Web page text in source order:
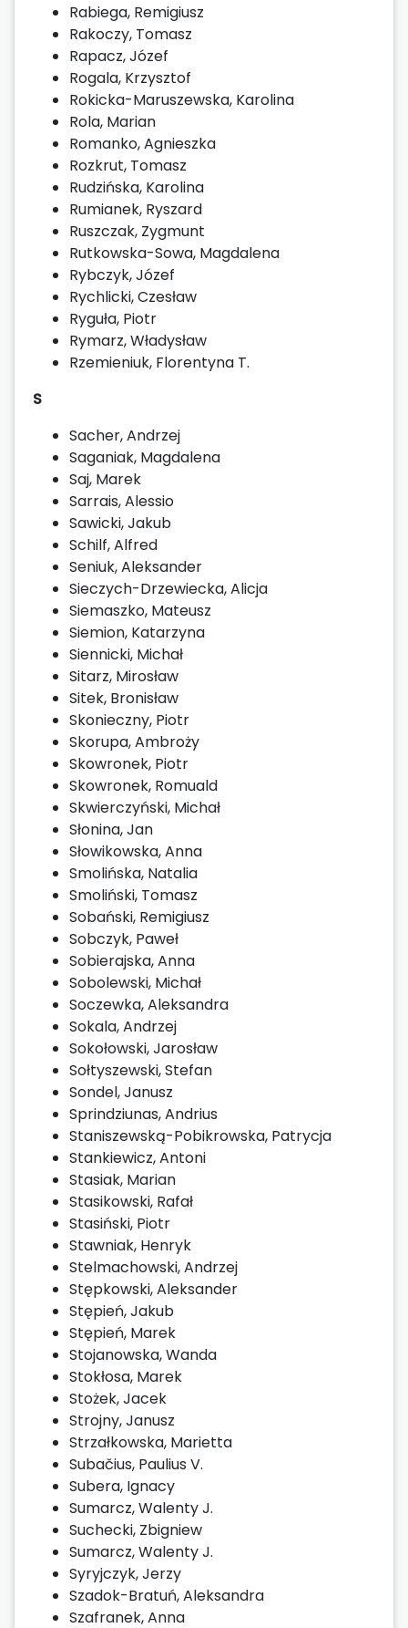
Rabiega, Remigiusz
Rakoczy, Tomasz
Rapacz, Józef
Rogala, Krzysztof
Rokicka-Maruszewska, Karolina
Rola, Marian
Romanko, Agnieszka
Rozkrut, Tomasz
Rudzińska, Karolina
Rumianek, Ryszard
Ruszczak, Zygmunt
Rutkowska-Sowa, Magdalena
Rybczyk, Józef
Rychlicki, Czesław
Ryguła, Piotr
Rymarz, Władysław
Rzemieniuk, Florentyna T.
S
Sacher, Andrzej
Saganiak, Magdalena
Saj, Marek
Sarrais, Alessio
Sawicki, Jakub
Schilf, Alfred
Seniuk, Aleksander
Sieczych-Drzewiecka, Alicja
Siemaszko, Mateusz
Siemion, Katarzyna
Siennicki, Michał
Sitarz, Mirosław
Sitek, Bronisław
Skonieczny, Piotr
Skorupa, Ambroży
Skowronek, Piotr
Skowronek, Romuald
Skwierczyński, Michał
Słonina, Jan
Słowikowska, Anna
Smolińska, Natalia
Smoliński, Tomasz
Sobański, Remigiusz
Sobczyk, Paweł
Sobierajska, Anna
Sobolewski, Michał
Soczewka, Aleksandra
Sokala, Andrzej
Sokołowski, Jarosław
Sołtyszewski, Stefan
Sondel, Janusz
Sprindziunas, Andrius
Staniszewską-Pobikrowska, Patrycja
Stankiewicz, Antoni
Stasiak, Marian
Stasikowski, Rafał
Stasiński, Piotr
Stawniak, Henryk
Stelmachowski, Andrzej
Stępkowski, Aleksander
Stępień, Jakub
Stępień, Marek
Stojanowska, Wanda
Stokłosa, Marek
Stożek, Jacek
Strojny, Janusz
Strzałkowska, Marietta
Subačius, Paulius V.
Subera, Ignacy
Sumarcz, Walenty J.
Suchecki, Zbigniew
Sumarcz, Walenty J.
Syryjczyk, Jerzy
Szadok-Bratuń, Aleksandra
Szafranek, Anna